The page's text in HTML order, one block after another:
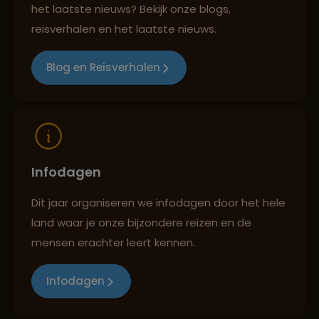
Reizen met oog voor mens, cultuur en milieu
het laatste nieuws? Bekijk onze blogs,
reisverhalen en het laatste nieuws.
Blog en Reisverhalen
Infodagen
Dit jaar organiseren we infodagen door het hele
land waar je onze bijzondere reizen en de
mensen erachter leert kennen.
Infodagen